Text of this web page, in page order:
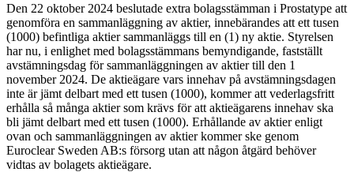
Den 22 oktober 2024 beslutade extra bolagsstämman i Prostatype att
genomföra en sammanläggning av aktier, innebärandes att ett tusen
(1000) befintliga aktier sammanläggs till en (1) ny aktie. Styrelsen
har nu, i enlighet med bolagsstämmans bemyndigande, fastställt
avstämningsdag för sammanläggningen av aktier till den 1
november 2024. De aktieägare vars innehav på avstämningsdagen
inte är jämt delbart med ett tusen (1000), kommer att vederlagsfritt
erhålla så många aktier som krävs för att aktieägarens innehav ska
bli jämt delbart med ett tusen (1000). Erhållande av aktier enligt
ovan och sammanläggningen av aktier kommer ske genom
Euroclear Sweden AB:s försorg utan att någon åtgärd behöver
vidtas av bolagets aktieägare.